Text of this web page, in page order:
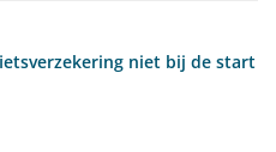
niet bij de start